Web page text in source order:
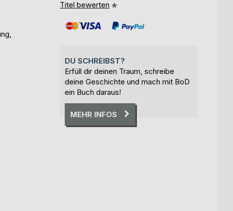
Titel bewerten
DU SCHREIBST?
Erfüll dir deinen Traum, schreibe
deine Geschichte und mach mit BoD
ein Buch daraus!
MEHR INFOS